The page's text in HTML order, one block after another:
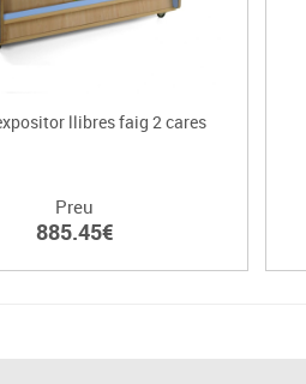
llibres faig 2 cares
Preu
885.45€